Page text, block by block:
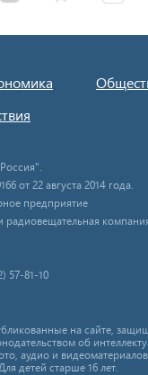
от 22 августа 2014 года.
предприятие
радиовещательная
57-81-10
на сайте,
об
аудио и
детей старше 16 лет.